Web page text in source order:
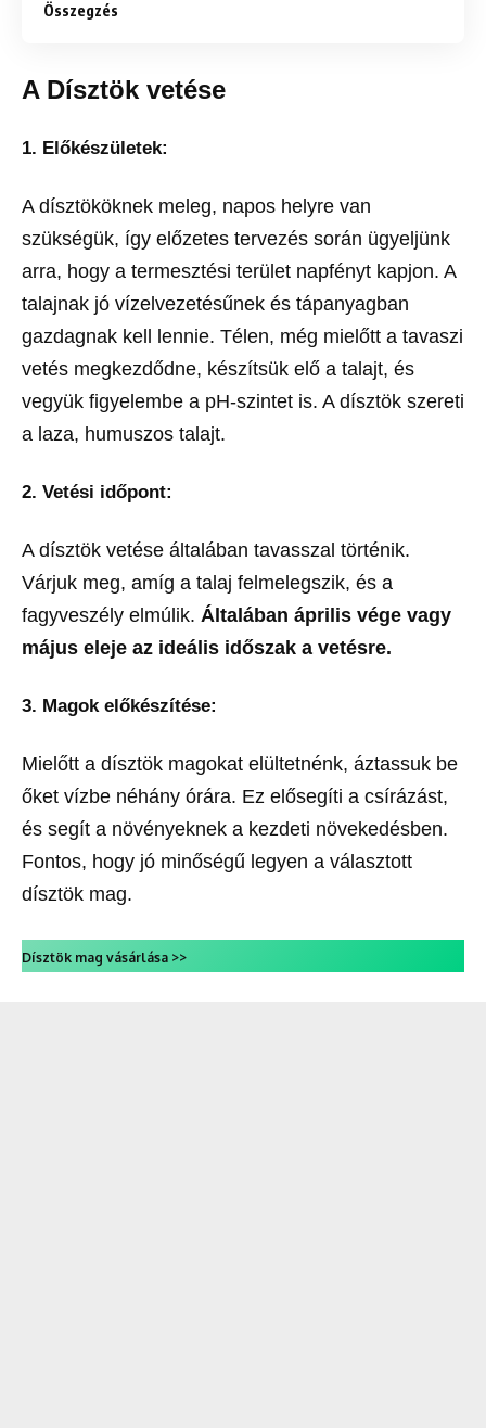
Összegzés
A Dísztök vetése
1. Előkészületek:
A dísztököknek meleg, napos helyre van
szükségük, így előzetes tervezés során ügyeljünk
arra, hogy a termesztési terület napfényt kapjon. A
talajnak jó vízelvezetésűnek és tápanyagban
gazdagnak kell lennie. Télen, még mielőtt a tavaszi
vetés megkezdődne, készítsük elő a talajt, és
vegyük figyelembe a pH-szintet is. A dísztök szereti
a laza, humuszos talajt.
2. Vetési időpont:
A dísztök vetése általában tavasszal történik.
Várjuk meg, amíg a talaj felmelegszik, és a
fagyveszély elmúlik. Általában április vége vagy
május eleje az ideális időszak a vetésre.
3. Magok előkészítése:
Mielőtt a dísztök magokat elültetnénk, áztassuk be
őket vízbe néhány órára. Ez elősegíti a csírázást,
és segít a növényeknek a kezdeti növekedésben.
Fontos, hogy jó minőségű legyen a választott
dísztök mag.
Dísztök mag vásárlása >>